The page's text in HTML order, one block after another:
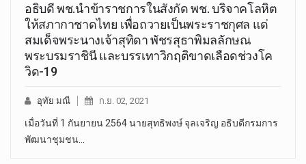
อธิบดี พช.นำข้าราชการในสังกัด พช. บริจาคโลหิต
ให้สภากาชาดไทย เพื่อถวายเป็นพระราชกุศล แด่
สมเด็จพระนางเจ้าสุทิดา พัชรสุธาพิมลลักษณ
พระบรมราชินี และบรรเทาวิกฤติขาดเลือดช่วงโค
วิด-19
อุทัย มณี ก.ย. 02, 2021
เมื่อวันที่ 1 กันยายน 2564 นายสุทธิพงษ์ จุลเจริญ อธิบดีกรมการ
พัฒนาชุมชน…